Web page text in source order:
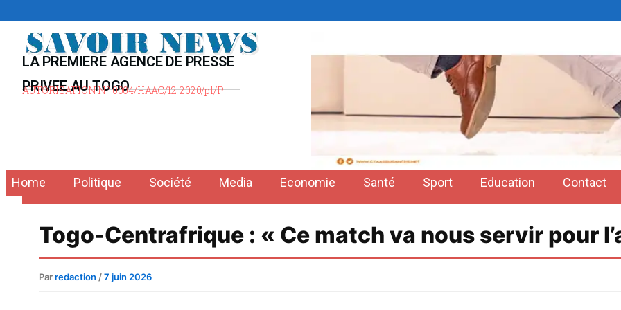
contenu
LA PREMIERE AGENCE DE PRESSE
PRIVEE AU TOGO
AUTORISATION N° 0004/HAAC/12-2020/pl/P
Home Politique Société Media Economie Santé Sport Education Contact
Togo-Centrafrique : « Ce match va nous servir pour
Parredaction /7 juin 2026